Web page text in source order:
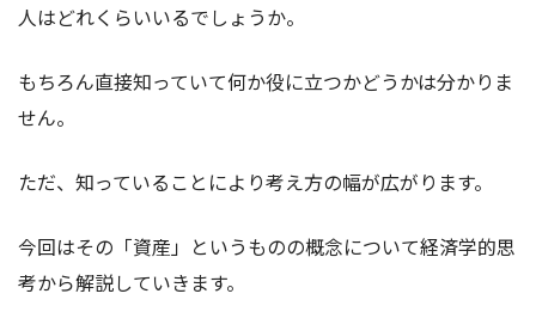
人はどれくらいいるでしょうか。
もちろん直接知っていて何か役に立つかどうかは分かりま
せん。
ただ、知っていることにより考え方の幅が広がります。
今回はその「資産」というものの概念について経済学的思
考から解説していきます。